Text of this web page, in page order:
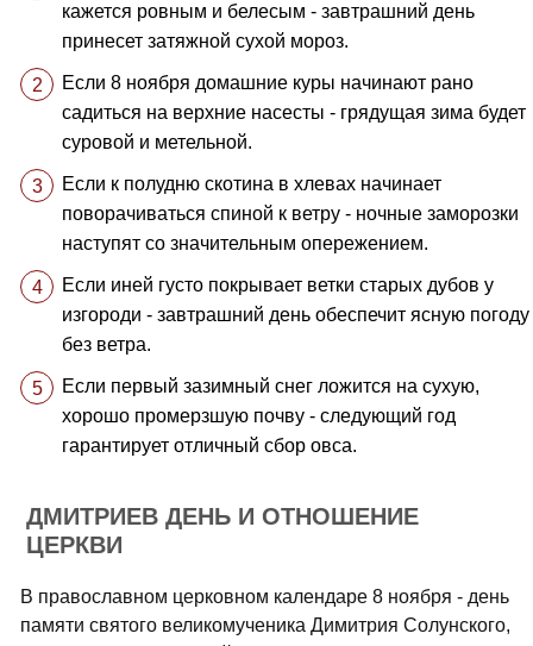
кажется ровным и белесым - завтрашний день
принесет затяжной сухой мороз.
Если 8 ноября домашние куры начинают рано
садиться на верхние насесты - грядущая зима будет
суровой и метельной.
Если к полудню скотина в хлевах начинает
поворачиваться спиной к ветру - ночные заморозки
наступят со значительным опережением.
Если иней густо покрывает ветки старых дубов у
изгороди - завтрашний день обеспечит ясную погоду
без ветра.
Если первый зазимный снег ложится на сухую,
хорошо промерзшую почву - следующий год
гарантирует отличный сбор овса.
ДМИТРИЕВ ДЕНЬ И ОТНОШЕНИЕ
ЦЕРКВИ
В православном церковном календаре 8 ноября - день
памяти святого великомученика Димитрия Солунского,